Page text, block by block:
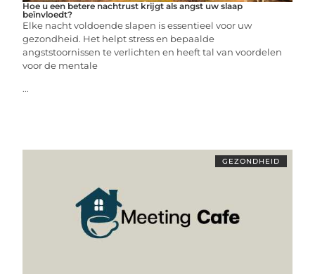
Hoe u een betere nachtrust krijgt als angst uw slaap
beïnvloedt?
Elke nacht voldoende slapen is essentieel voor uw
gezondheid. Het helpt stress en bepaalde
angststoornissen te verlichten en heeft tal van voordelen
voor de mentale
...
GEZONDHEID